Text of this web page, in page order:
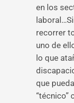
en los
recorrer
uno de
lo que
que
“técnico”